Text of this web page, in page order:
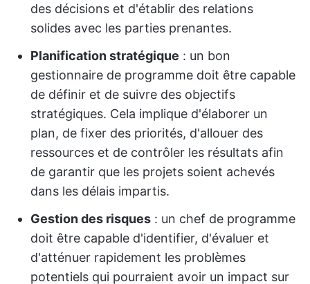
des décisions et d'établir des relations
solides avec les parties prenantes.
Planification stratégique : un bon
gestionnaire de programme doit être capable
de définir et de suivre des objectifs
stratégiques. Cela implique d'élaborer un
plan, de fixer des priorités, d'allouer des
ressources et de contrôler les résultats afin
de garantir que les projets soient achevés
dans les délais impartis.
Gestion des risques : un chef de programme
doit être capable d'identifier, d'évaluer et
d'atténuer rapidement les problèmes
potentiels qui pourraient avoir un impact sur